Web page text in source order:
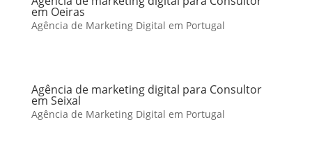
em Oeiras
Agência de Marketing Digital em Portugal
Agência de marketing digital para Consultor
em Seixal
Agência de Marketing Digital em Portugal